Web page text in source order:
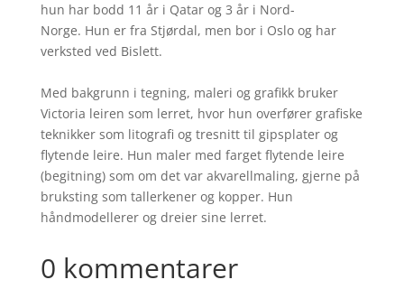
hun har bodd 11 år i Qatar og 3 år i Nord-
Norge. Hun er fra Stjørdal, men bor i Oslo og har
verksted ved Bislett.
Med bakgrunn i tegning, maleri og grafikk bruker
Victoria leiren som lerret, hvor hun overfører grafiske
teknikker som litografi og tresnitt til gipsplater og
flytende leire. Hun maler med farget flytende leire
(begitning) som om det var akvarellmaling, gjerne på
bruksting som tallerkener og kopper. Hun
håndmodellerer og dreier sine lerret.
0 kommentarer